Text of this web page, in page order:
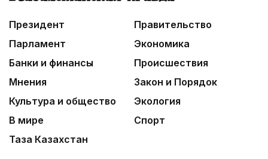
Президент
Правительство
Парламент
Экономика
Банки и финансы
Происшествия
Мнения
Закон и Порядок
Культура и общество
Экология
В мире
Спорт
Таза Казахстан